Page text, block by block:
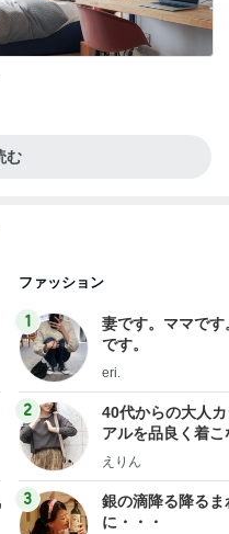
む
ファッション
1
妻です。ママです
です。
eri.
2
40代からの大人
アルを品良く着こ
ファッションブロ
えりん
3
銀の滴降る降るま
に・・・